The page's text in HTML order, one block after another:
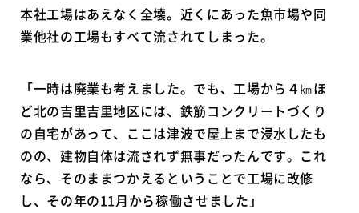
本社工場はあえなく全壊。近くにあった魚市場や同
業他社の工場もすべて流されてしまった。
「一時は廃業も考えました。でも、工場から４㎞ほ
ど北の吉里吉里地区には、鉄筋コンクリートづくり
の自宅があって、ここは津波で屋上まで浸水したも
のの、建物自体は流されず無事だったんです。これ
なら、そのままつかえるということで工場に改修
し、その年の11月から稼働させました」